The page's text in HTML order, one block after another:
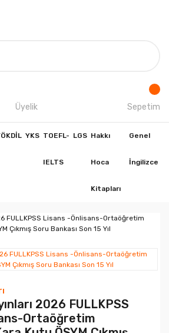
Üyelik Sepetim
YKS TOEFL-
IELTS
LGS Hakkı
Hoca
Kitapları
Genel
İngilizce
2026 FULLKPSS
Ortaöğretim